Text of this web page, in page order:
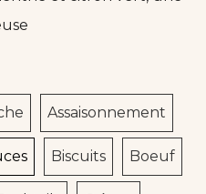
Assaisonnement
Biscuits Boeuf